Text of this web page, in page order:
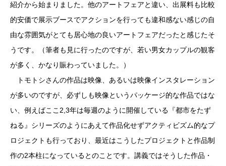
紹介から始まりました。他のアートフェアと違い、出展料も比較
的安価で展示ブースでアクションを行っても違和感ない感じの自
由な雰囲気がとても居心地の良いアートフェアだったと感じたそ
うです。（筆者も見に行ったのですが、若い男女カップルの観客
が多く、かなり賑わっていました。）
トモトシさんの作品は映像、あるいは映像インスタレーション
が多いのですが、必ずしも映像というパッケージ的な作品ではな
い、例えばここ2,3年は毎週のように開催している『都市をたず
ねる』シリーズのようにあえて作品化せずアクティビズム的なプ
ロジェクトも行っており、最近はこうしたプロジェクトと作品制
作の2本柱になっているとのことです。講義ではそうした作品・